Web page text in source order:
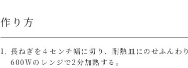
作り方
長ねぎを４センチ幅に切り、耐熱皿にのせふんわ
600Ｗのレンジで2分加熱する。